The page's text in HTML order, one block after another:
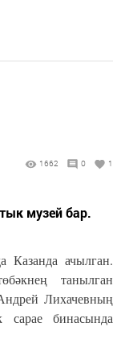
1662 0 1
музей бар.
Казанда ачылган.
танылган
Лихачевның
бинасында